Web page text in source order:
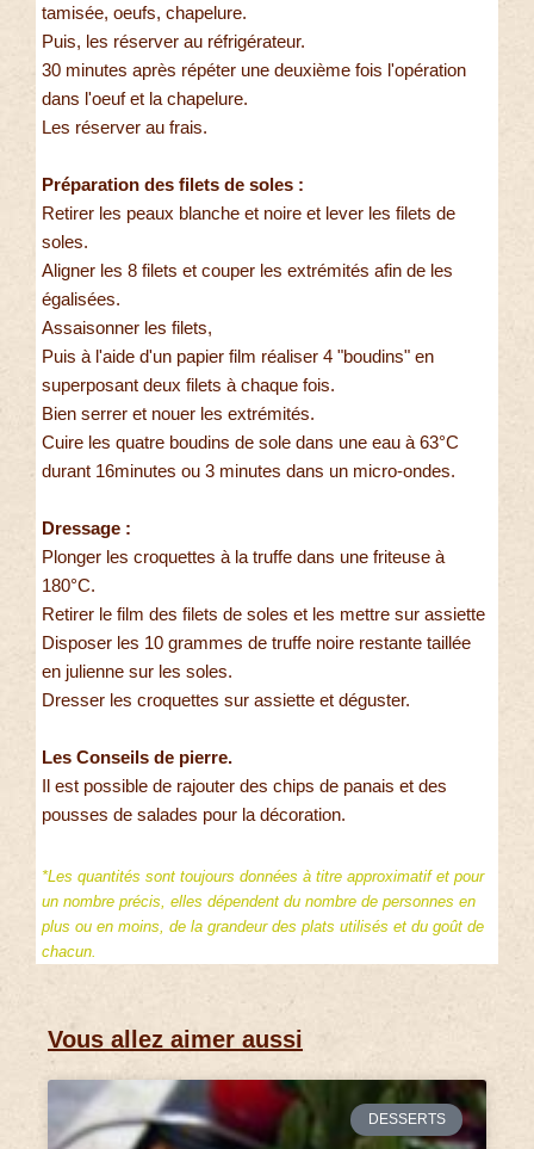
tamisée, oeufs, chapelure.
Puis, les réserver au réfrigérateur.
30 minutes après répéter une deuxième fois l'opération
dans l'oeuf et la chapelure.
Les réserver au frais.
Préparation des filets de soles :
Retirer les peaux blanche et noire et lever les filets de
soles.
Aligner les 8 filets et couper les extrémités afin de les
égalisées.
Assaisonner les filets,
Puis à l'aide d'un papier film réaliser 4 "boudins" en
superposant deux filets à chaque fois.
Bien serrer et nouer les extrémités.
Cuire les quatre boudins de sole dans une eau à 63°C
durant 16minutes ou 3 minutes dans un micro-ondes.
Dressage :
Plonger les croquettes à la truffe dans une friteuse à
180°C.
Retirer le film des filets de soles et les mettre sur assiette
Disposer les 10 grammes de truffe noire restante taillée
en julienne sur les soles.
Dresser les croquettes sur assiette et déguster.
Les Conseils de pierre.
Il est possible de rajouter des chips de panais et des
pousses de salades pour la décoration.
*Les quantités sont toujours données à titre approximatif et pour
un nombre précis, elles dépendent du nombre de personnes en
plus ou en moins, de la grandeur des plats utilisés et du goût de
chacun.
Vous allez aimer aussi
DESSERTS